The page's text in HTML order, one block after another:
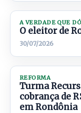
A VERDADE QUE
O eleitor de
30/07/2026
REFORMA
Turma
cobrança de
em Rondônia